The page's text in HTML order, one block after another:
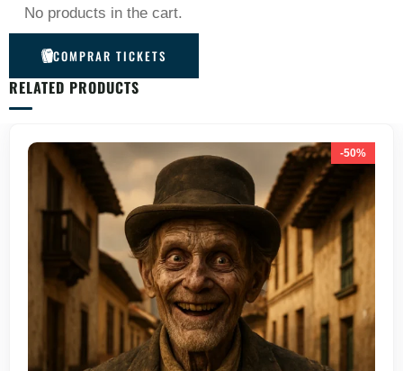
No products in the cart.
COMPRAR TICKETS
RELATED PRODUCTS